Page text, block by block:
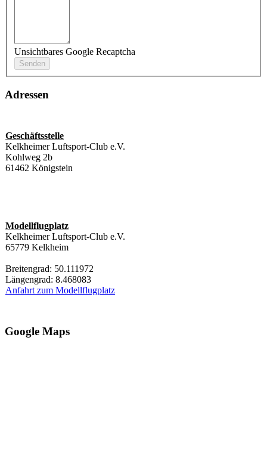
Unsichtbares Google Recaptcha
Adressen
Geschäftsstelle
Kelkheimer Luftsport-Club e.V.
Kohlweg 2b
61462 Königstein
Modellflugplatz
Kelkheimer Luftsport-Club e.V.
65779 Kelkheim
Breitengrad: 50.111972
Längengrad: 8.468083
Anfahrt zum Modellflugplatz
Google Maps